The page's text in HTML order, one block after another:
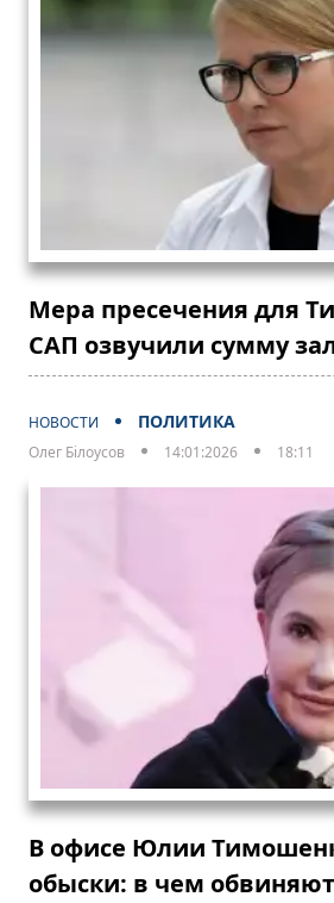
Мера пресечения для
САП озвучили сумму
НОВОСТИ ПОЛИТИКА
Олег Білоусов 14:01:2026 18:11
В офисе Юлии
обыски: в чем